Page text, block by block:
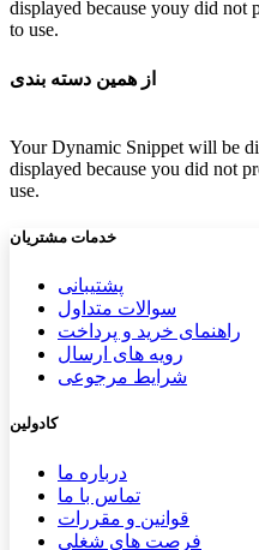
displayed because youy did not
to use.
از همین دسته بندی
Your Dynamic Snippet will be
displayed because you did not
use.
خدمات مشتریان
پشتیب​​انی
سوالات متداول
راهنمای خرید و پرداخت
رویه های ارسال
شرایط مرجوعی
کادولین
درباره ما
تماس با ما
قوانین و مقررات
فرصت های شغلی